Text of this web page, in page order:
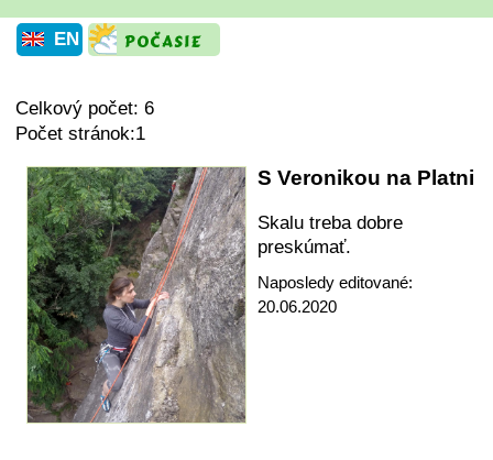
EN
Celkový počet: 6
Počet stránok:1
S Veronikou na Platni
Skalu treba dobre
preskúmať.
Naposledy editované:
20.06.2020